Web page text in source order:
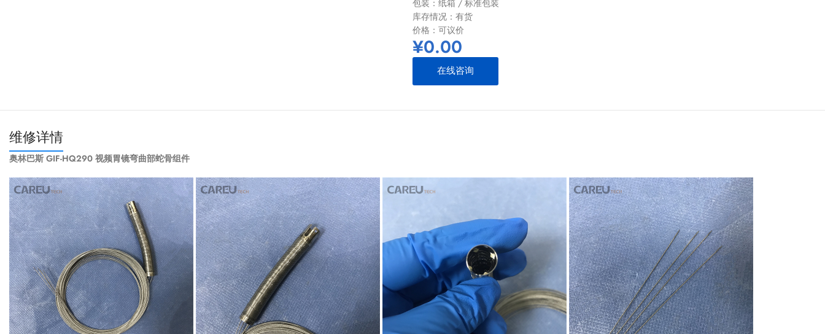
包装：纸箱 / 标准包装
库存情况：有货
价格：可议价
¥0.00
在线咨询
维修详情
奥林巴斯 GIF-HQ290 视频胃镜弯曲部蛇骨组件